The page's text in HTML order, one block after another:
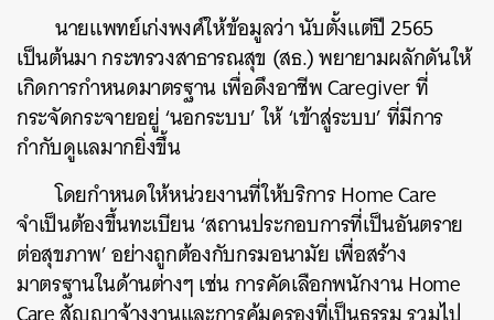
นายแพทย์เก่งพงศ์ให้ข้อมูลว่า นับตั้งแต่ปี 2565
เป็นต้นมา กระทรวงสาธารณสุข (สธ.) พยายามผลักดันให้
เกิดการกำหนดมาตรฐาน เพื่อดึงอาชีพ Caregiver ที่
กระจัดกระจายอยู่ ‘นอกระบบ’ ให้ ‘เข้าสู่ระบบ’ ที่มีการ
กำกับดูแลมากยิ่งขึ้น
โดยกำหนดให้หน่วยงานที่ให้บริการ Home Care
จำเป็นต้องขึ้นทะเบียน ‘สถานประกอบการที่เป็นอันตราย
ต่อสุขภาพ’ อย่างถูกต้องกับกรมอนามัย เพื่อสร้าง
มาตรฐานในด้านต่างๆ เช่น การคัดเลือกพนักงาน Home